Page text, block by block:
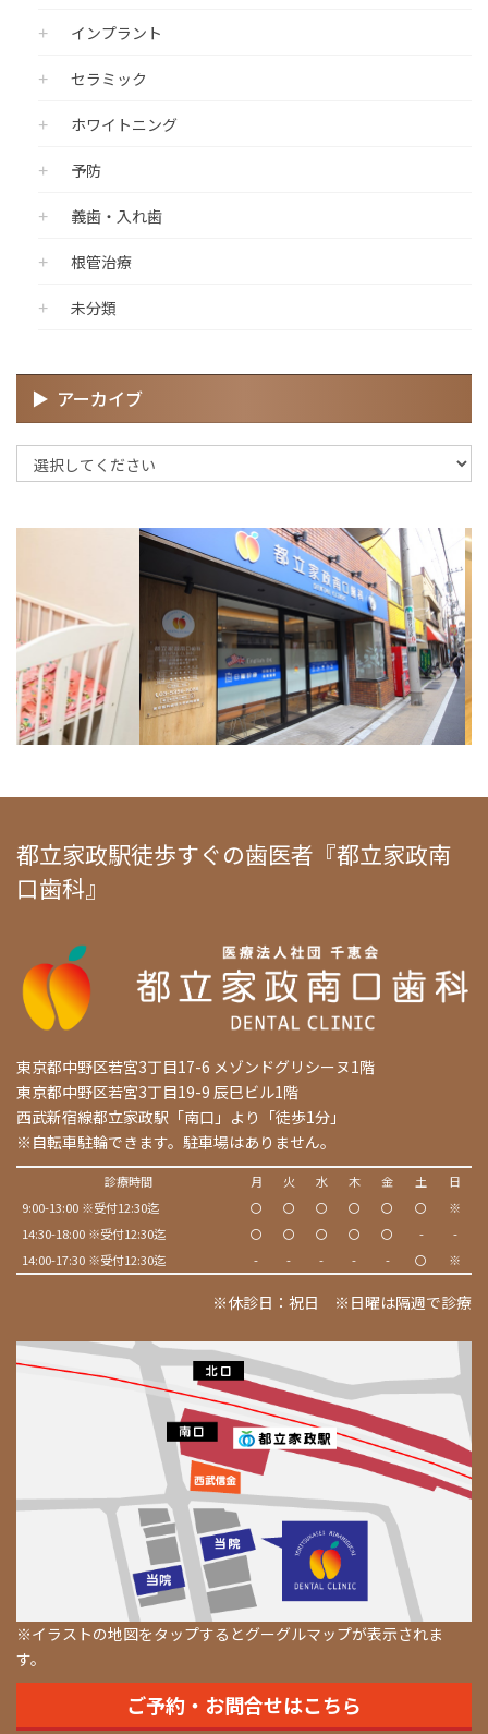
インプラント
セラミック
ホワイトニング
予防
義歯・入れ歯
根管治療
未分類
アーカイブ
都立家政駅徒歩すぐの歯医者『都立家政南
口歯科』
東京都中野区若宮3丁目17-6 メゾンドグリシーヌ1階
東京都中野区若宮3丁目19-9 辰巳ビル1階
西武新宿線都立家政駅「南口」より「徒歩1分」
※自転車駐輪できます。駐車場はありません。
診療時間 月 火 水 木 金 土
日
9:00-13:00 ※受付12:30迄
〇 〇 〇 〇 〇 〇
※
14:30-18:00 ※受付12:30迄
〇 〇 〇 〇 〇 -
-
14:00-17:30 ※受付12:30迄
- - - - - 〇 ※
※休診日：祝日 ※日曜は隔週で診療
※イラストの地図をタップするとグーグルマップが表示されま
す。
ご予約・お問合せはこちら